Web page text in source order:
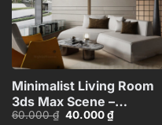
Minimalist Living Room
3ds Max Scene –
Premium V-Ray Render
60.000₫ Giá
40.000₫Giá